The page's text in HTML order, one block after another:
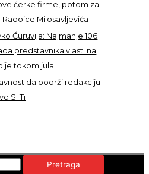
ćerke firme, potom za
Milosavljevića
Ćuruvija: Najmanje 106
predstavnika vlasti na
tokom jula
da podrži redakciju
Si Ti